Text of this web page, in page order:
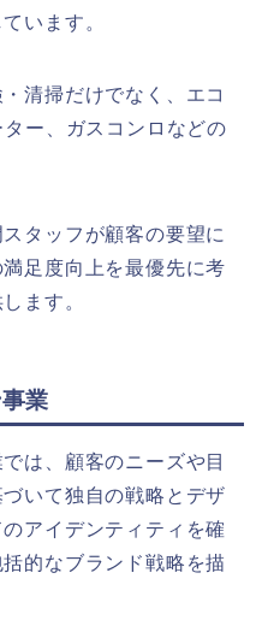
います。
清掃だけでなく、エコ
ー、ガスコンロなどの
タッフが顧客の要望に
足度向上を最優先に考
ます。
業
は、顧客のニーズや目
いて独自の戦略とデザ
アイデンティティを確
的なブランド戦略を描